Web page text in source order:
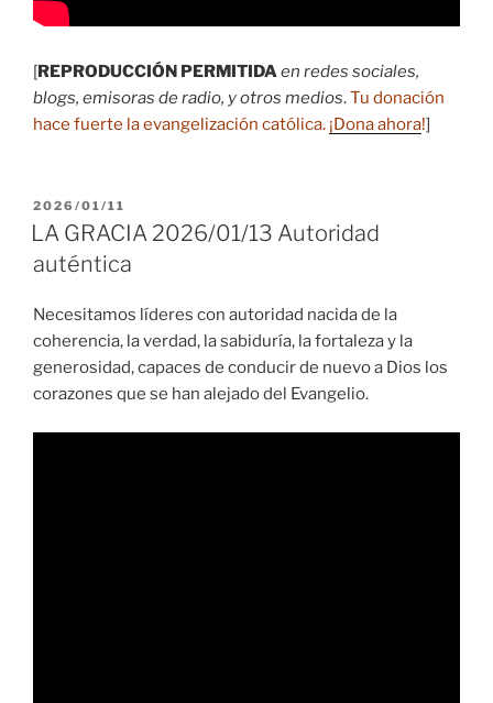
[REPRODUCCIÓN PERMITIDAen redes sociales,
blogs, emisoras de radio, y otros medios.Tu donación
hace fuerte la evangelización católica. ¡Dona ahora!]
PUBLICADO
EL
2026/01/11
LA GRACIA 2026/01/13 Autoridad
auténtica
Necesitamos líderes con autoridad nacida de la
coherencia, la verdad, la sabiduría, la fortaleza y la
generosidad, capaces de conducir de nuevo a Dios los
corazones que se han alejado del Evangelio.